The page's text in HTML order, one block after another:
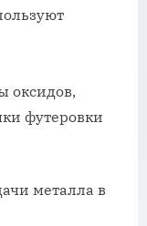
оксидов,
футеровки
металла в